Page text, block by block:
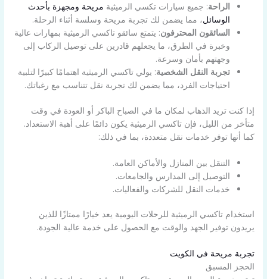
الراحة: جميع سيارات تكسي الرميثية مريحة ومجهزة بأحدث
الوسائل، مما يضمن لك تجربة مريحة وسلسة أثناء الرحلة.
السائقون المحترفون: يتمتع سائقو تاكسي الرميثية بمهارات عالية
وخبرة في الطرق، ما يجعلهم قادرين على توصيل الركاب إلى
وجهتهم بأمان وسرعة.
تجربة النقل الشخصية: يولي تاكسي الرميثية اهتمامًا كبيرًا لتلبية
احتياجات الفرد، مما يضمن لك تجربة نقل تتناسب مع رغباتك.
إذا كنت تريد الذهاب لمكان ما في الصباح الباكر أو العودة في وقت
متأخر من الليل، فإن تاكسي الرميثية يكون دائمًا على أهبة الاستعداد.
كما أنها توفر خدمات نقل متعددة، بما في ذلك:
التنقل بين المنازل والأماكن العامة.
التوصيل إلى المدارس والجامعات.
خدمات النقل للشركات والفعاليات.
استخدام تاكسي الرميثية للرحلات اليومية يعد خيارًا ممتازًا للذين
يريدون توفير الجهد والوقت مع الحصول على خدمة عالية الجودة.
تجربة مريحة في الكويت
الحجز المسبق